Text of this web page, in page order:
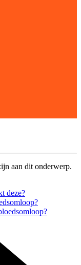
aan dit onderwerp.
deze?